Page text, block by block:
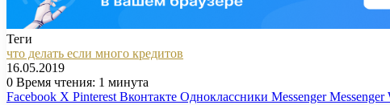
Теги
что делать если много кредитов
16.05.2019
0 Время чтения: 1 минута
Facebook X Pinterest Вконтакте Одноклассники Messenger Messenger